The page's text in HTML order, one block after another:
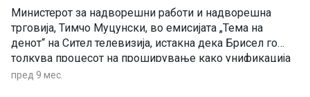
Министерот за надворешни работи и надворешна
трговија, Тимчо Муцунски, во емисијата „Тема на
денот“ на Сител телевизија, истакна дека Брисел го
толкува процесот на проширување како унификација
на Европа со економско, но пред сè безбедносно
пред 9 мес.